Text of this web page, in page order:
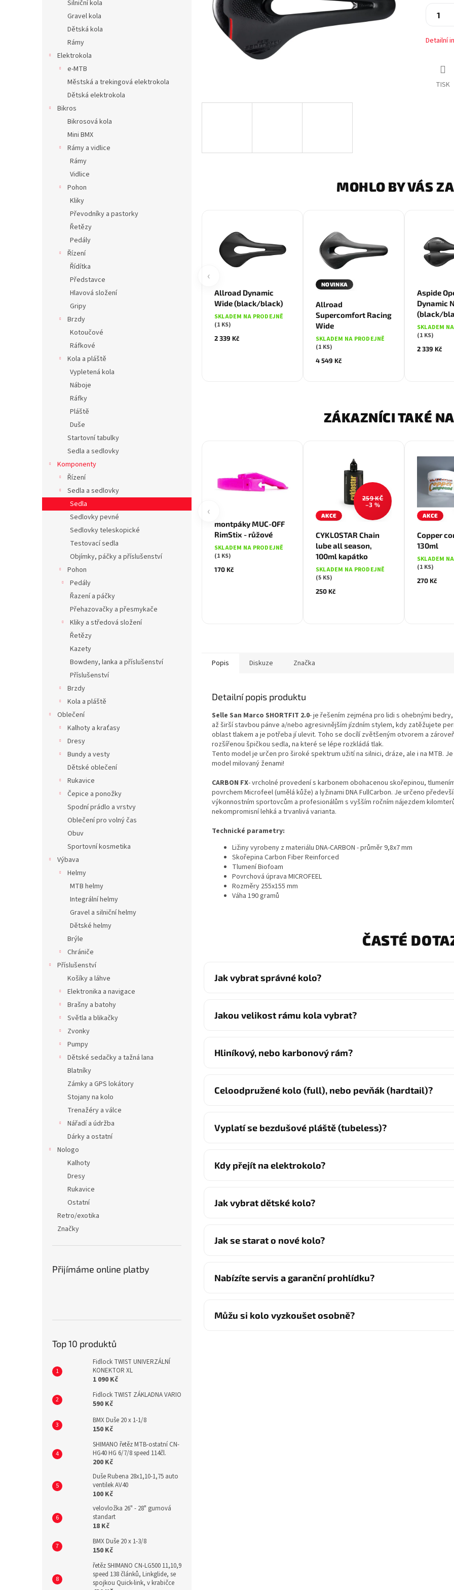
Silniční kola
Gravel kola
Dětská kola
Rámy
Elektrokola
e-MTB
Městská a trekingová elektrokola
Dětská elektrokola
Bikros
Bikrosová kola
Mini BMX
Rámy a vidlice
Rámy
Vidlice
Pohon
Kliky
Převodníky a pastorky
Řetězy
Pedály
Řízení
Řídítka
Představce
Hlavová složení
Gripy
Brzdy
Kotoučové
Ráfkové
Kola a pláště
Vypletená kola
Náboje
Ráfky
Pláště
Duše
Startovní tabulky
Sedla a sedlovky
Komponenty
Řízení
Sedla a sedlovky
Sedla
Sedlovky pevné
Sedlovky teleskopické
Testovací sedla
Objímky, páčky a příslušenství
Pohon
Pedály
Řazení a páčky
Přehazovačky a přesmykače
Kliky a středová složení
Řetězy
Kazety
Bowdeny, lanka a příslušenství
Příslušenství
Brzdy
Kola a pláště
Oblečení
Kalhoty a kraťasy
Dresy
Bundy a vesty
Dětské oblečení
Rukavice
Čepice a ponožky
Spodní prádlo a vrstvy
Oblečení pro volný čas
Obuv
Sportovní kosmetika
Výbava
Helmy
MTB helmy
Integrální helmy
Gravel a silniční helmy
Dětské helmy
Brýle
Chrániče
Příslušenství
Košíky a láhve
Elektronika a navigace
Brašny a batohy
Světla a blikačky
Zvonky
Pumpy
Dětské sedačky a tažná lana
Blatníky
Zámky a GPS lokátory
Stojany na kolo
Trenažéry a válce
Nářadí a údržba
Dárky a ostatní
Nologo
Kalhoty
Dresy
Rukavice
Ostatní
Retro/exotika
Značky
Přijímáme online platby
Top 10 produktů
Fidlock TWIST UNIVERZÁLNÍ
KONEKTOR XL
1 090 Kč
Fidlock TWIST ZÁKLADNA VARIO
590 Kč
BMX Duše 20 x 1-1/8
150 Kč
SHIMANO řetěz MTB-ostatní CN-
HG40 HG 6/7/8 speed 114čl.
200 Kč
Duše Rubena 28x1,10-1,75 auto
ventilek AV40
100 Kč
velovložka 26" - 28" gumová
standart
18 Kč
BMX Duše 20 x 1-3/8
150 Kč
řetěz SHIMANO CN-LG500 11,10,9
speed 138 článků, Linkglide, se
spojkou Quick-link, v krabičce
Detailní
TISK
MOHLO BY VÁS
‹
Allroad Dynamic
Wide (black/black)
SKLADEM NA PRODEJNĚ
(1 KS)
2 339 Kč
NOVINKA
Allroad
Supercomfort Racing
Wide
SKLADEM NA PRODEJNĚ
(1 KS)
4 549 Kč
Aspide
Dynamic
(black/
SKLADEM
(1 KS)
2 339 Kč
ZÁKAZNÍCI TAKÉ
‹
montpáky MUC-OFF
RimStix - růžové
SKLADEM NA PRODEJNĚ
(1 KS)
170 Kč
AKCE
259 KČ
–3 %
CYKLOSTAR Chain
lube all season,
100ml kapátko
SKLADEM NA PRODEJNĚ
(5 KS)
250 Kč
AKCE
Copper
130ml
SKLADEM
(1 KS)
270 Kč
Popis Diskuze Značka
Detailní popis produktu
Selle San Marco SHORTFIT 2.0- je řešením zejména pro lidi s ohebnými
až širší stavbou pánve a/nebo agresivnějším jízdním stylem, kdy zatěžujete
oblast tlakem a je potřeba jí ulevit. Toho se docílí zvětšeným otvorem a
rozšířenou špičkou sedla, na které se lépe rozkládá tlak.
Tento model je určen pro široké spektrum užití na silnici, dráze, ale i na MTB.
model milovaný ženami!
CARBON FX- vrcholné provedení s karbonem obohacenou skořepinou,
povrchem Microfeel (umělá kůže) a lyžinami DNA FullCarbon. Je určeno
výkonnostním sportovcům a profesionálům s vyšším ročním nájezdem
nekompromisní lehká a trvanlivá varianta.
Technické parametry:
Ližiny vyrobeny z materiálu DNA-CARBON - průměr 9,8x7 mm
Skořepina Carbon Fiber Reinforced
Tlumení Biofoam
Povrchová úprava MICROFEEL
Rozměry 255x155 mm
Váha 190 gramů
ČASTÉ
Jak vybrat správné kolo?
Jakou velikost rámu kola vybrat?
Hliníkový, nebo karbonový rám?
Celoodpružené kolo (full), nebo pevňák (hardtail)?
Vyplatí se bezdušové pláště (tubeless)?
Kdy přejít na elektrokolo?
Jak vybrat dětské kolo?
Jak se starat o nové kolo?
Nabízíte servis a garanční prohlídku?
Můžu si kolo vyzkoušet osobně?